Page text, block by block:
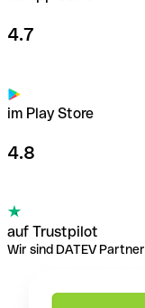
4.7
im Play Store
4.8
auf Trustpilot
Wir sind DATEV